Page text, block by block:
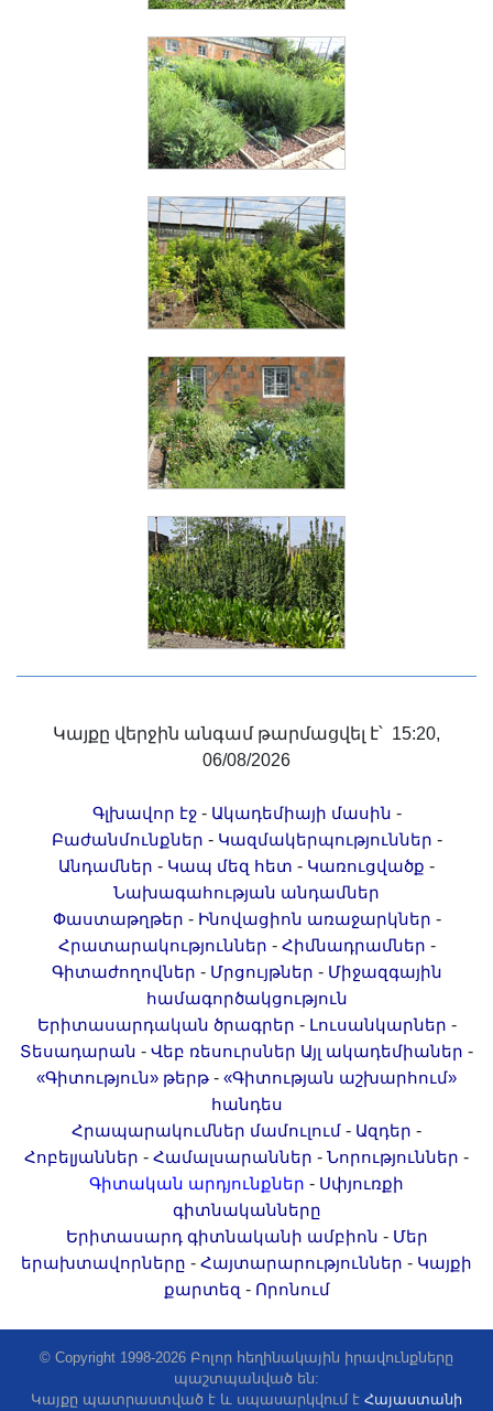
Կայքը վերջին անգամ թարմացվել է՝ 15:20,
06/08/2026
Գլխավոր էջ- Ակադեմիայի մասին -
Բաժանմունքներ - Կազմակերպություններ -
Անդամներ - Կապ մեզ հետ - Կառուցվածք -
Նախագահության անդամներ
Փաստաթղթեր - Ինովացիոն առաջարկներ -
Հրատարակություններ - Հիմնադրամներ -
Գիտաժողովներ - Մրցույթներ - Միջազգային
համագործակցություն
Երիտասարդական ծրագրեր - Լուսանկարներ -
Տեսադարան - Վեբ ռեսուրսներ Այլ ակադեմիաներ -
«Գիտություն» թերթ - «Գիտության աշխարհում»
հանդես
Հրապարակումներ մամուլում - Ազդեր -
Հոբելյաններ - Համալսարաններ - Նորություններ -
Գիտական արդյունքներ - Սփյուռքի
գիտնականները
Երիտասարդ գիտնականի ամբիոն - Մեր
երախտավորները - Հայտարարություններ - Կայքի
քարտեզ - Որոնում
© Copyright 1998-2026 Բոլոր հեղինակային իրավունքները
պաշտպանված են:
Կայքը պատրաստված է և սպասարկվում է Հայաստանի